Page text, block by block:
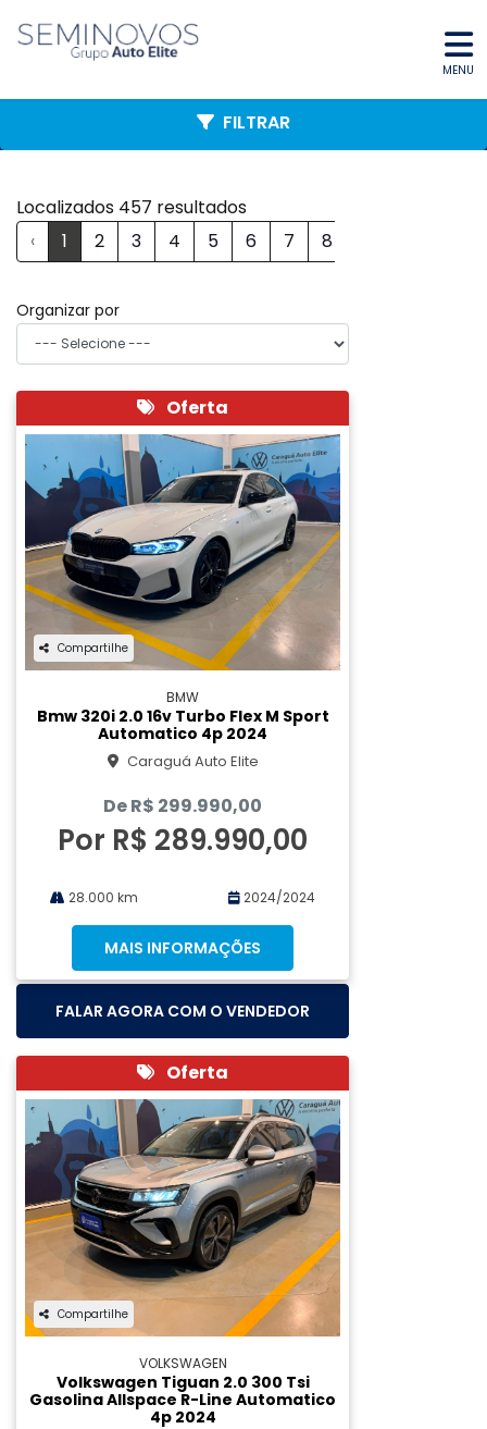
MENU
Localizados 457 resultados
‹
1 2 3 4 5 6 7 8
FILTRAR
Organizar por
Oferta
Compartilhe
BMW
Bmw 320i 2.0 16v Turbo Flex M Sport
Automatico 4p 2024
Caraguá Auto Elite
De R$ 299.990,00
Por R$ 289.990,00
28.000 km 2024/2024
MAIS INFORMAÇÕES
FALAR AGORA COM O VENDEDOR
Oferta
Compartilhe
VOLKSWAGEN
Volkswagen Tiguan 2.0 300 Tsi
Gasolina Allspace R-Line Automatico
4p 2024